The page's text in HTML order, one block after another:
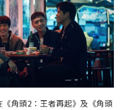
角頭2：王者再起》及《角頭